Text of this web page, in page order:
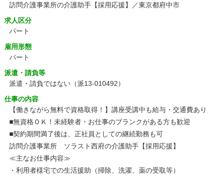
訪問介護事業所の介護助手【採用応援】／東京都府中市
求人区分
パート
雇用形態
パート
派遣・請負等
派遣・請負ではない（派13-010492）
仕事の内容
【働きながら無料で資格取得！】講座受講中も給与・交通費あり
■無資格ＯＫ！未経験者・お仕事のブランクがある方も歓迎
■契約期間満了後は、正社員としての継続勤務も可
訪問介護事業所 ソラスト西府の介護助手【採用応援】
≪主なお仕事内容≫
・利用者様宅での生活援助（掃除、洗濯、薬の受取等）